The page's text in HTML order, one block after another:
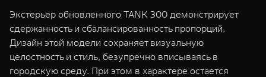
Экстерьер обновленного TANK 300 демонстрирует
сдержанность и сбалансированность пропорций.
Дизайн этой модели сохраняет визуальную
целостность и стиль, безупречно вписываясь в
городскую среду. При этом в характере остается